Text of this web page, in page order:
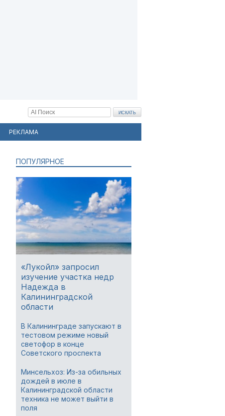
РЕКЛАМА
ПОПУЛЯРНОЕ
«Лукойл» запросил
изучение участка недр
Надежда в
Калининградской
области
В Калининграде запускают в
тестовом режиме новый
светофор в конце
Советского проспекта
Минсельхоз: Из-за обильных
дождей в июле в
Калининградской области
техника не может выйти в
поля